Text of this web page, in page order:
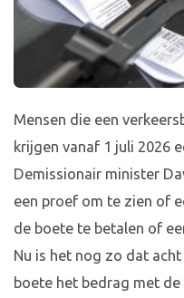
Mensen die een
krijgen vanaf 1 juli 2026
Demissionair minister
een proef om te zien of
de boete te betalen of
Nu is het nog zo dat
boete het bedrag met